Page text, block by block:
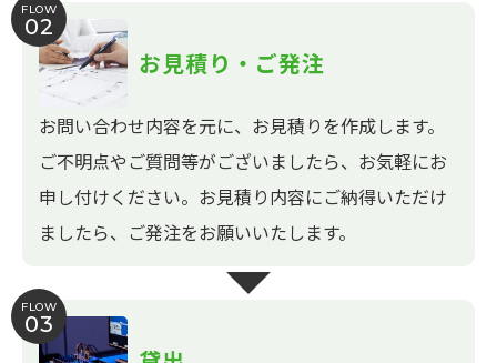
FLOW
02
お見積り・ご発注
お問い合わせ内容を元に、お見積りを作成します。
ご不明点やご質問等がございましたら、お気軽にお
申し付けください。お見積り内容にご納得いただけ
ましたら、ご発注をお願いいたします。
FLOW
03